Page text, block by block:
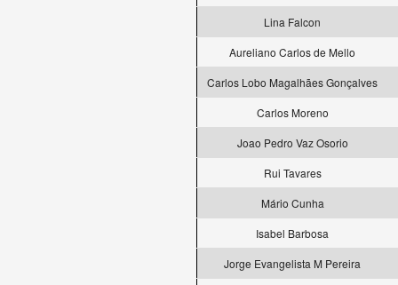
Lina Falcon
Aureliano Carlos de Mello
Carlos Lobo Magalhães Gonçalves
Carlos Moreno
Joao Pedro Vaz Osorio
Rui Tavares
Mário Cunha
Isabel Barbosa
Jorge Evangelista M Pereira